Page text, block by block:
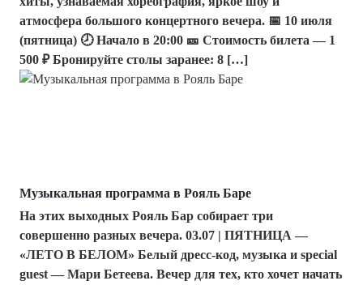
атмосфера большого концертного вечера. 📅 10 июля
(пятница) 🕗 Начало в 20:00 🎫 Стоимость билета — 1
500 ₽ Бронируйте столы заранее: 8 […]
Музыкальная программа в Рояль Баре
На этих выходных Рояль Бар собирает три
совершенно разных вечера. 03.07 | ПЯТНИЦА —
«ЛЕТО В БЕЛОМ» Белый дресс-код, музыка и special
guest — Мари Бетеева. Вечер для тех, кто хочет начать